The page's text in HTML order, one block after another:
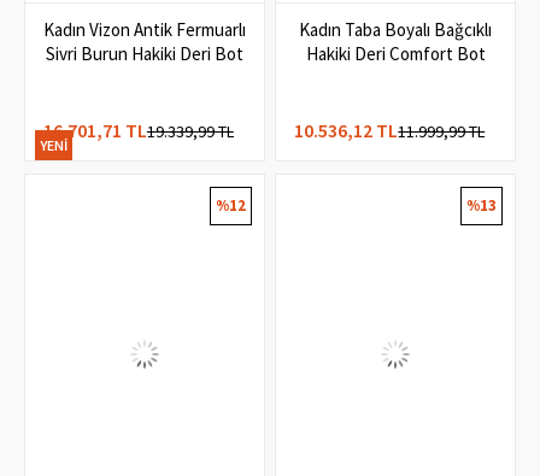
Kadın Vizon Antik Fermuarlı
Sivri Burun Hakiki Deri Bot
16.701,71 TL19.339,99 TL
YENI
Kadın Taba Boyalı Bağcıklı
Hakiki Deri Comfort Bot
10.536,12 TL11.999,99 TL
%12 %13